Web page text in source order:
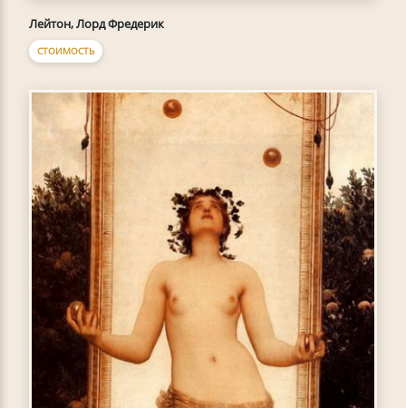
Лейтон, Лорд Фредерик
СТОИМОСТЬ